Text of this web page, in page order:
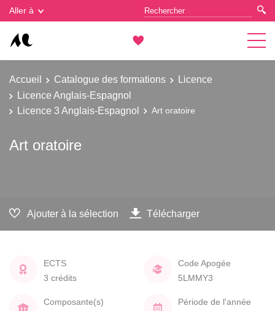
Aller à
Accueil Catalogue des formations
Licence
Licence Anglais-Espagnol
Licence 3 Anglais-Espagnol
Art oratoire
Art oratoire
Ajouter à la sélection Télécharger
ECTS
3 crédits
Code Apogée
5LMMY3
Composante(s)
Période de l'année
Gestion des cookies